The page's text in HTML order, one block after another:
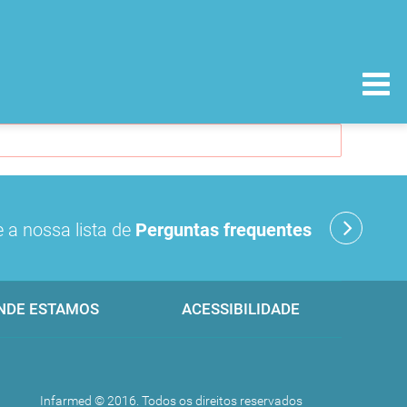
a nossa lista de Perguntas frequentes
ESTAMOS ACESSIBILIDADE
Infarmed © 2016. Todos os direitos reservados